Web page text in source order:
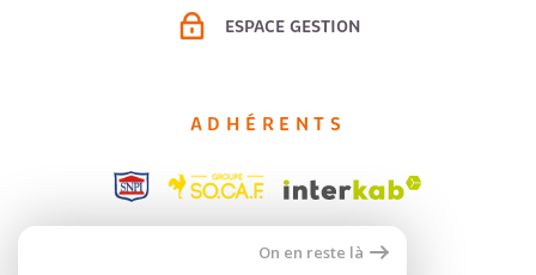
ESPACE GESTION
ADHÉRENTS
On en reste là